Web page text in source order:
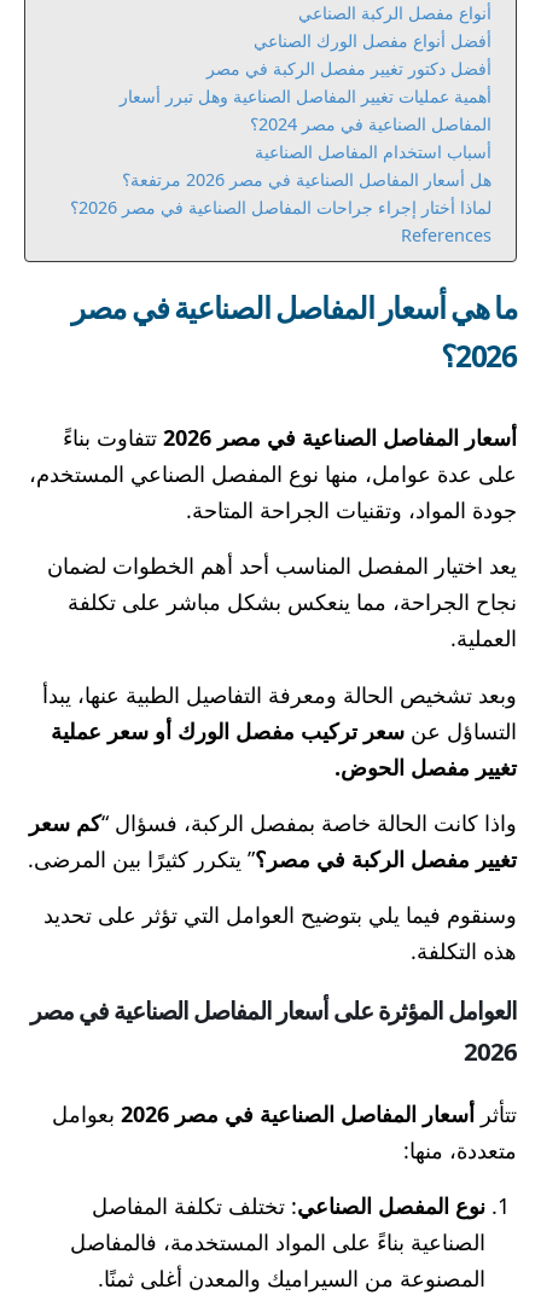
أنواع مفصل الركبة الصناعي
أفضل أنواع مفصل الورك الصناعي
أفضل دكتور تغيير مفصل الركبة في مصر
أهمية عمليات تغيير المفاصل الصناعية وهل تبرر أسعار
المفاصل الصناعية في مصر 2024؟
أسباب استخدام المفاصل الصناعية
هل أسعار المفاصل الصناعية في مصر 2026 مرتفعة؟
لماذا أختار إجراء جراحات المفاصل الصناعية في مصر 2026؟
References
ما هي أسعار المفاصل الصناعية في مصر
2026؟
أسعار المفاصل الصناعية في مصر 2026
تتفاوت بناءً
على عدة عوامل، منها نوع المفصل الصناعي المستخدم،
جودة المواد، وتقنيات الجراحة المتاحة.
يعد اختيار المفصل المناسب أحد أهم الخطوات لضمان
نجاح الجراحة، مما ينعكس بشكل مباشر على تكلفة
العملية.
وبعد تشخيص الحالة ومعرفة التفاصيل الطبية عنها، يبدأ
التساؤل عن سعر تركيب مفصل الورك أو سعر عملية
تغيير مفصل الحوض.
واذا كانت الحالة خاصة بمفصل الركبة، فسؤال “كم سعر
تغيير مفصل الركبة في مصر؟” يتكرر كثيرًا بين المرضى.
وسنقوم فيما يلي بتوضيح العوامل التي تؤثر على تحديد
هذه التكلفة.
العوامل المؤثرة على أسعار المفاصل الصناعية في مصر
2026
تتأثر أسعار المفاصل الصناعية في مصر 2026
بعوامل
متعددة، منها:
نوع المفصل الصناعي: تختلف تكلفة المفاصل
الصناعية بناءً على المواد المستخدمة، فالمفاصل
المصنوعة من السيراميك والمعدن أغلى ثمنًا.